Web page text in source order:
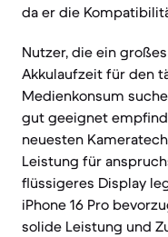
da er die
Nutzer, die ein
Akkulaufzeit für den
Medienkonsum
gut geeignet
neuesten
Leistung für
flüssigeres Display
iPhone 16 Pro
solide Leistung und